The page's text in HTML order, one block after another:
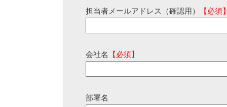
担当者メールアドレス（確認用） 【必須
会社名 【必須】
部署名